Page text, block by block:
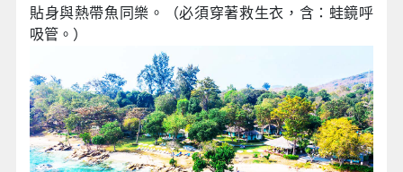
貼身與熱帶魚同樂。（必須穿著救生衣，含：蛙鏡呼
吸管。）